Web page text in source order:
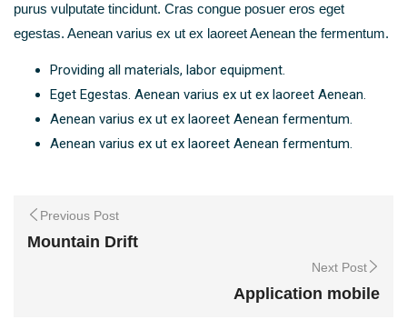
purus vulputate tincidunt. Cras congue posuer eros eget
egestas. Aenean varius ex ut ex laoreet Aenean the fermentum.
Providing all materials, labor equipment.
Eget Egestas. Aenean varius ex ut ex laoreet Aenean.
Aenean varius ex ut ex laoreet Aenean fermentum.
Aenean varius ex ut ex laoreet Aenean fermentum.
Previous Post
Mountain Drift
Next Post
Application mobile